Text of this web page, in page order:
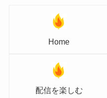
Home
配信を楽しむ